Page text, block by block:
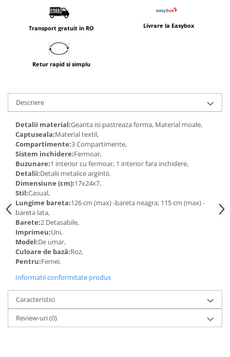
Transport gratuit in RO Livrare la Easybox
Retur rapid si simplu
Descriere
Detalii material:Geanta isi pastreaza forma, Material moale,
Captuseala:Material textil,
Compartimente:3 Compartimente,
Sistem inchidere:Fermoar,
Buzunare:1 interior cu fermoar, 1 interior fara inchidere,
Detalii:Detalii metalice argintii,
Dimensiune (cm):17x24x7,
Stil:Casual,
Lungime bareta:126 cm (max) -bareta neagra; 115 cm (max) -
bareta lata,
Barete:2 Detasabile,
Imprimeu:Uni,
Model:De umar,
Culoare de bază:Roz,
Pentru:Femei.
Informatii conformitate produs
Caracteristici
Review-uri(0)